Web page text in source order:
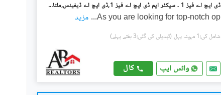
ڈی ایچ اے فیز 1 ۔ سیکٹر ایم ڈی ایچ اے فیز 1,ڈی ایچ اے ڈیفینس,ملتان میں 1 کنال رہائشی پلاٹ 95.0 لاکھ میں برائے فروخت۔
As you are looking for top-notch op
... مزید
شامل کی:1 مہینہ پہل (تبدیلی کی گئی:3 ہفتے پہلے)
واٹس ایپ کال